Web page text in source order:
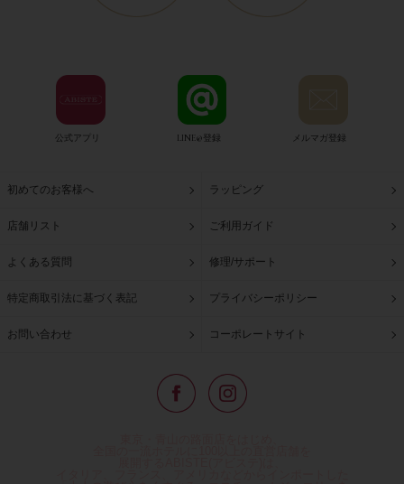
公式アプリ LINE@登録 メルマガ登録
初めてのお客様へ ラッピング
店舗リスト ご利用ガイド
よくある質問 修理/サポート
特定商取引法に基づく表記 プライバシーポリシー
お問い合わせ コーポレートサイト